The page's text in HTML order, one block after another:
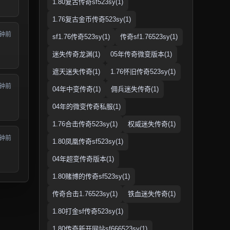
前
前
前
1.80复古传奇sf523sy(1)
1.76复古金币传奇523sy(1)
sf1.76传奇523sy(1) 传奇sf1.76523sy(1)
迷失传奇龙渊(1) 05年传奇微变版本(1)
遮天迷失传奇(1) 1.76怀旧传奇523sy(1)
04年中变传奇(1) 佣兵迷失传奇(1)
04年的微变传奇私服(1)
1.76合击传奇523sy(1) 权威迷失传奇(1)
1.80凤凰传奇sf523sy(1)
04年超变传奇版本(1)
1.80赌博的传奇sf523sy(1)
传奇合击1.76523sy(1) 铁血迷失传奇(1)
1.80打金sf传奇523sy(1)